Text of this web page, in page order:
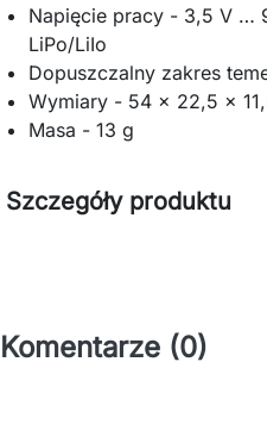
Napięcie pracy - 3,5 V …
LiPo/LiIo
Dopuszczalny zakres
Wymiary - 54 x 22,5 x
Masa - 13 g
Szczegóły produktu
Komentarze (0)